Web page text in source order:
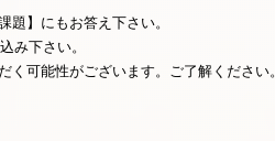
】にもお答え下さい。
み下さい。
可能性がございます。ご了解ください。